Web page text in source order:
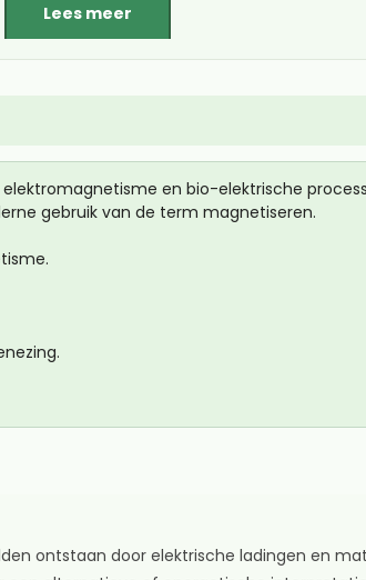
Lees meer
en bio-elektrische
gebruik van de term magnetiseren.
ontstaan door elektrische ladingen en